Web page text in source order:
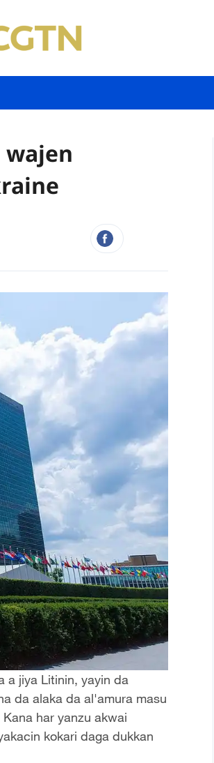
wajen
a jiya Litinin, yayin da
da alaka da al'amura masu
har yanzu akwai
kokari daga dukkan